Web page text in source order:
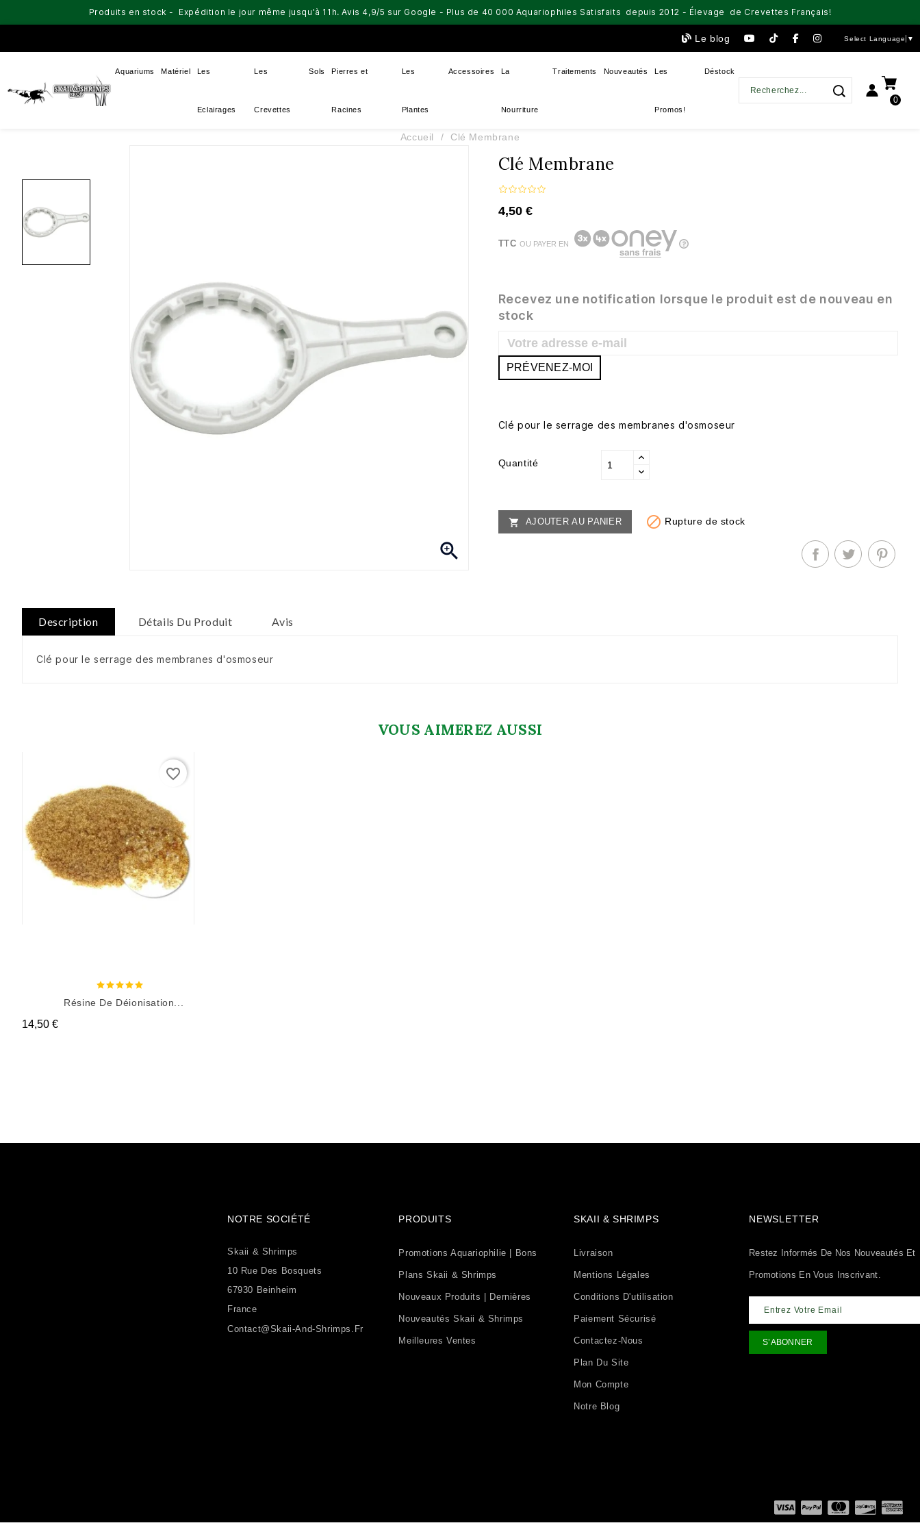
Produits en stock - Expédition le jour même jusqu'à 11h. Avis 4,9/5 sur Google - Plus de 40 000 Aquariophiles Satisfaits depuis 2012 - Élevage de Crevettes Français!
Le blog Select Language ▼
Aquariums Matériel Les
Eclairages
Les
Crevettes
Sols Pierres et
Racines
Les
Plantes
Accessoires La
Nourriture
Traitements Nouveautés Les
Promos!
Déstock
0
Accueil Clé Membrane

Clé Membrane
4,50 €
TTCOU PAYER EN
Recevez une notification lorsque le produit est de nouveau en
stock
PRÉVENEZ-MOI
Clé pour le serrage des membranes d'osmoseur
Quantité
 AJOUTER AU PANIER  Rupture de stock
Description Détails Du Produit Avis
Clé pour le serrage des membranes d'osmoseur
VOUS AIMEREZ AUSSI
favorite_border
Résine De Déionisation...
Prix
14,50 €
NOTRE SOCIÉTÉ
Skaii & Shrimps
10 Rue Des Bosquets
67930 Beinheim
France
Contact@skaii-And-Shrimps.fr
PRODUITS
Promotions Aquariophilie | Bons
Plans Skaii & Shrimps
Nouveaux Produits | Dernières
Nouveautés Skaii & Shrimps
Meilleures Ventes
SKAII & SHRIMPS
Livraison
Mentions Légales
Conditions D'utilisation
Paiement Sécurisé
Contactez-Nous
Plan Du Site
Mon Compte
Notre Blog
NEWSLETTER
Restez Informés De Nos Nouveautés Et
Promotions En Vous Inscrivant.